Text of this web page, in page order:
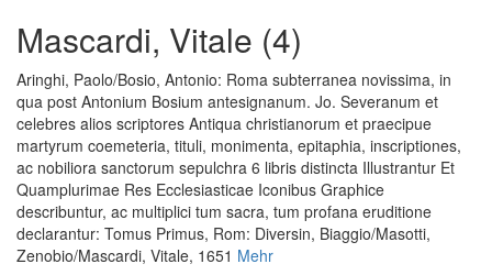
Mascardi, Vitale (4)
Aringhi, Paolo/Bosio, Antonio: Roma subterranea novissima, in
qua post Antonium Bosium antesignanum. Jo. Severanum et
celebres alios scriptores Antiqua christianorum et praecipue
martyrum coemeteria, tituli, monimenta, epitaphia, inscriptiones,
ac nobiliora sanctorum sepulchra 6 libris distincta Illustrantur Et
Quamplurimae Res Ecclesiasticae Iconibus Graphice
describuntur, ac multiplici tum sacra, tum profana eruditione
declarantur: Tomus Primus, Rom: Diversin, Biaggio/Masotti,
Zenobio/Mascardi, Vitale, 1651 Mehr